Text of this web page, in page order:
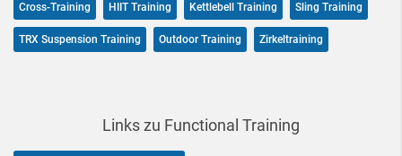
Cross-Training HIIT Training Kettlebell Training Sling Training
TRX Suspension Training Outdoor Training Zirkeltraining
Links zu Functional Training